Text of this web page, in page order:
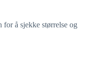
for å sjekke størrelse og